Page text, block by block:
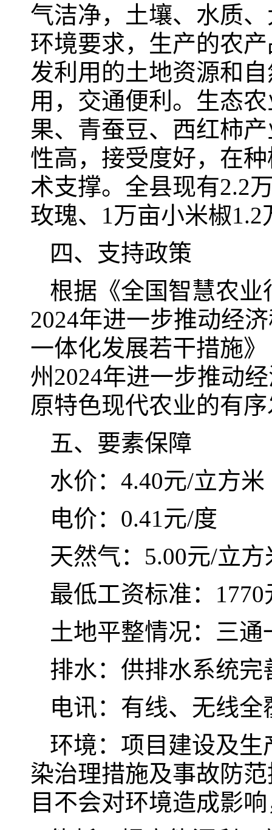
气洁净，土壤、水质
环境要求，生产的农
发利用的土地资源和
用，交通便利。生态
果、青蚕豆、西红柿
性高，接受度好，在
术支撑。全县现有2.2
玫瑰、1万亩小米椒
四、支持政策
根据《全国智慧农
2024年进一步推动经
一体化发展若干措施
州2024年进一步推动
原特色现代农业的有
五、要素保障
水价：4.40元/立方米
电价：0.41元/度
天然气：5.00元/立方
最低工资标准：1770
土地平整情况：三通
排水：供排水系统完
电讯：有线、无线
环境：项目建设及
染治理措施及事故防
目不会对环境造成影